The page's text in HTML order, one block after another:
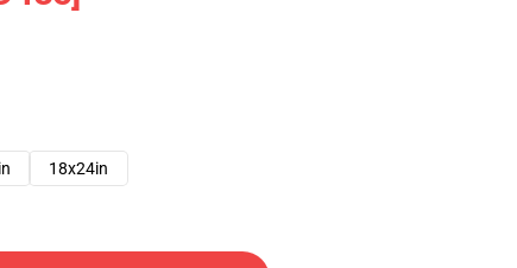
18x24in